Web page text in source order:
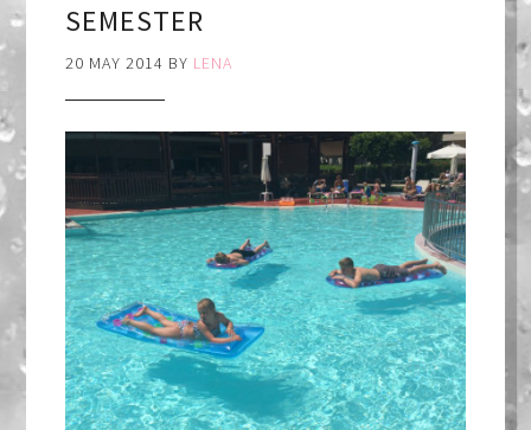
SEMESTER
20 MAY 2014 BY LENA